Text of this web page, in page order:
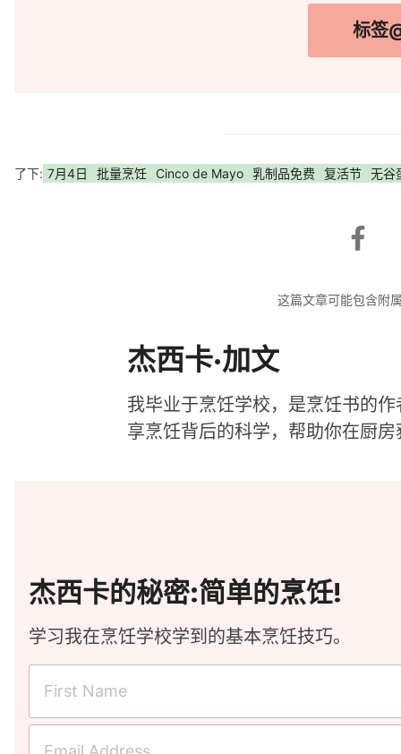
标签
了下: 7月4日 批量烹饪 Cinco de Mayo 乳制品免费 复活节 无谷
这篇文章可能包含附
杰西卡·加文
我毕业于烹饪学校，是烹饪书的
享烹饪背后的科学，帮助你在厨
杰西卡的秘密:简单的烹饪!
学习我在烹饪学校学到的基本烹饪技巧。